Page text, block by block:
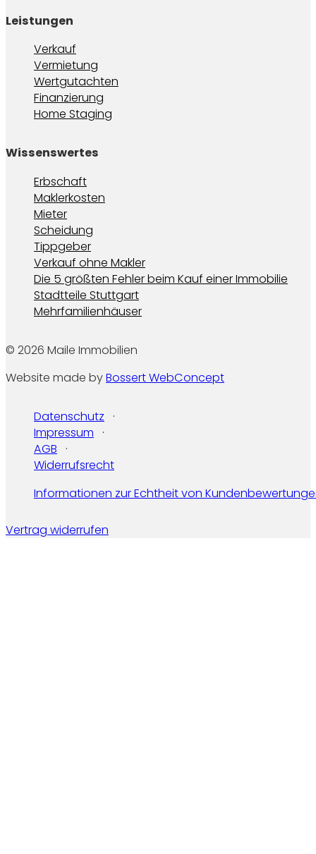
Leistungen
Verkauf
Vermietung
Wertgutachten
Finanzierung
Home Staging
Wissenswertes
Erbschaft
Maklerkosten
Mieter
Scheidung
Tippgeber
Verkauf ohne Makler
Die 5 größten Fehler beim Kauf einer Immobilie
Stadtteile Stuttgart
Mehrfamilienhäuser
© 2026 Maile Immobilien
Website made byBossert WebConcept
Datenschutz
Impressum
AGB
Widerrufsrecht
Informationen zur Echtheit von
Vertrag widerrufen